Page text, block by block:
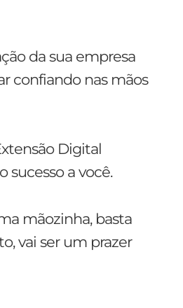
da sua empresa
confiando nas mãos
Digital
sucesso a você.
mãozinha, basta
vai ser um prazer